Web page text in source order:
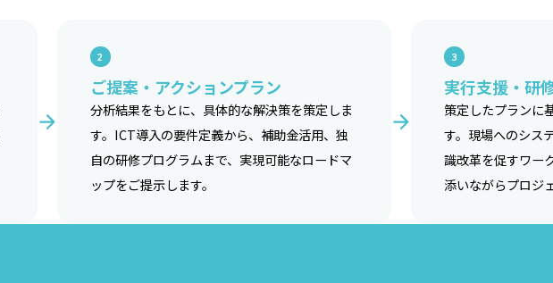
2
ご提案・アクションプラン
分析結果をもとに、具体的な解決策を策定しま
す。ICT導入の要件定義から、補助金活用、独
自の研修プログラムまで、実現可能なロードマ
ップをご提示します。
3
実行支援・研
策定したプランに
す。現場へのシス
識改革を促すワー
添いながらプロジ